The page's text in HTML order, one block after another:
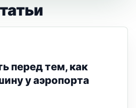
перед тем, как
у аэропорта